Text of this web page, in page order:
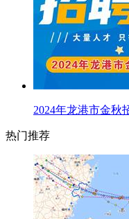
2024年龙港市金秋
热门推荐